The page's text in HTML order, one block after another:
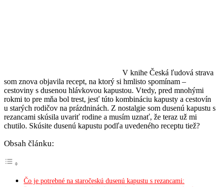
V knihe Česká ľudová strava
som znova objavila recept, na ktorý si hmlisto spomínam –
cestoviny s dusenou hlávkovou kapustou. Vtedy, pred mnohými
rokmi to pre mňa bol trest, jesť túto kombináciu kapusty a cestovín
u starých rodičov na prázdninách. Z nostalgie som dusenú kapustu s
rezancami skúsila uvariť rodine a musím uznať, že teraz už mi
chutilo. Skúsite dusenú kapustu podľa uvedeného receptu tiež?
Obsah článku:
Čo je potrebné na staročeskú dusenú kapustu s rezancami: